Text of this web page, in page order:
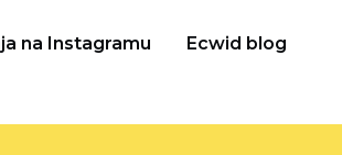
na Instagramu Ecwid blog